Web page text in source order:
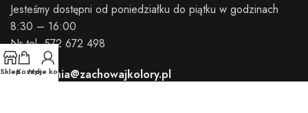
Jesteśmy dostępni od poniedziałku do piątku w godzinach
8:30 – 16:00
Nr tel. 572 672 498
zamowienia@zachowajkolory.pl
SklepKoszykMoje konto